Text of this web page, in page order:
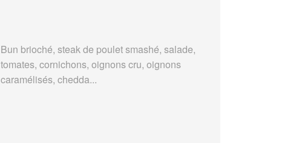
Bun brioché, steak de poulet smashé, salade,
tomates, cornichons, oignons cru, oignons
caramélisés, chedda...